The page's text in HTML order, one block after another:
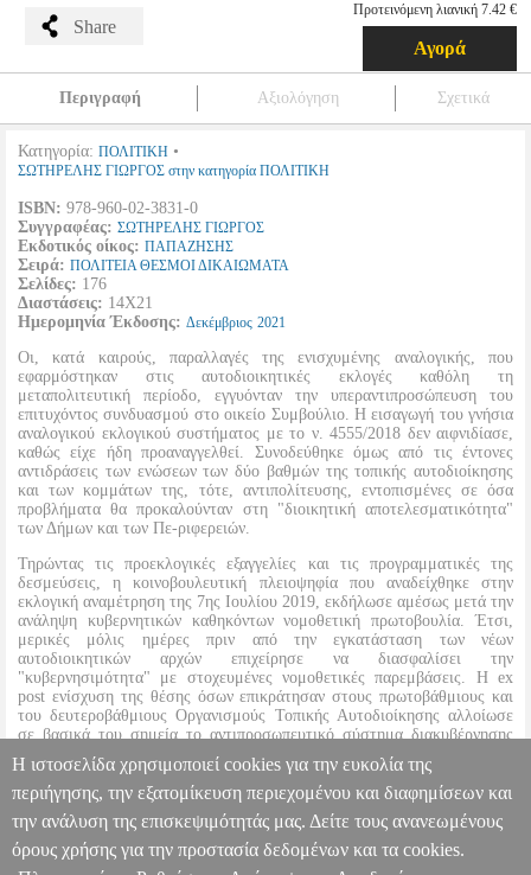
Share
Προτεινόμενη λιανική 7.42 €
Αγορά
Περιγραφή Αξιολόγηση Σχετικά
Κατηγορία: ΠΟΛΙΤΙΚΗ •
ΣΩΤΗΡΕΛΗΣ ΓΙΩΡΓΟΣ στην κατηγορία ΠΟΛΙΤΙΚΗ
ISBN: 978-960-02-3831-0
Συγγραφέας: ΣΩΤΗΡΕΛΗΣ ΓΙΩΡΓΟΣ
Εκδοτικός οίκος: ΠΑΠΑΖΗΣΗΣ
Σειρά: ΠΟΛΙΤΕΙΑ ΘΕΣΜΟΙ ΔΙΚΑΙΩΜΑΤΑ
Σελίδες: 176
Διαστάσεις: 14Χ21
Ημερομηνία Έκδοσης: Δεκέμβριος 2021
Οι, κατά καιρούς, παραλλαγές της ενισχυμένης αναλογικής, που
εφαρμόστηκαν στις αυτοδιοικητικές εκλογές καθόλη τη
μεταπολιτευτική περίοδο, εγγυόνταν την υπεραντιπροσώπευση του
επιτυχόντος συνδυασμού στο οικείο Συμβούλιο. Η εισαγωγή του γνήσια
αναλογικού εκλογικού συστήματος με το ν. 4555/2018 δεν αιφνιδίασε,
καθώς είχε ήδη προαναγγελθεί. Συνοδεύθηκε όμως από τις έντονες
αντιδράσεις των ενώσεων των δύο βαθμών της τοπικής αυτοδιοίκησης
και των κομμάτων της, τότε, αντιπολίτευσης, εντοπισμένες σε όσα
προβλήματα θα προκαλούνταν στη "διοικητική αποτελεσματικότητα"
των Δήμων και των Πε-ριφερειών.
Τηρώντας τις προεκλογικές εξαγγελίες και τις προγραμματικές της
δεσμεύσεις, η κοινοβουλευτική πλειοψηφία που αναδείχθηκε στην
εκλογική αναμέτρηση της 7ης Ιουλίου 2019, εκδήλωσε αμέσως μετά την
ανάληψη κυβερνητικών καθηκόντων νομοθετική πρωτοβουλία. Έτσι,
μερικές μόλις ημέρες πριν από την εγκατάσταση των νέων
αυτοδιοικητικών αρχών επιχείρησε να διασφαλίσει την
"κυβερνησιμότητα" με στοχευμένες νομοθετικές παρεμβάσεις. Η ex
post ενίσχυση της θέσης όσων επικράτησαν στους πρωτοβάθμιους και
του δευτεροβάθμιους Οργανισμούς Τοπικής Αυτοδιοίκησης αλλοίωσε
σε βασικά του σημεία το αντιπροσωπευτικό σύστημα διακυβέρνησης
κατά παράβαση της εθνικής και της διεθνούς έννομης τάξης, δηλαδή
κανόνων συνταγματικής περιωπής ή υπερνομοθετικής ισχύος.
Η ΕΚ ΤΩΝ ΥΣΤΕΡΩΝ ΑΛΛΟΙΩΣΗ ΤΗΣ ΑΝΤΙΠΡΟΣΩΠΕΥΣΗΣ
ΣΤΟΥΣ ΟΡΓΑΝΙΣΜΟΥΣ ΤΟΠΙΚΗΣ ΑΥΤΟΔΙΟΙΚΗΣΗΣ
BKS.0074866
BKS.0074866 ΣΩΤΗΡΕΛΗΣ ΓΙΩΡΓΟΣ
Η ιστοσελίδα χρησιμοποιεί cookies για την ευκολία της
περιήγησης, την εξατομίκευση περιεχομένου και διαφημίσεων και
την ανάλυση της επισκεψιμότητάς μας. Δείτε τους ανανεωμένους
όρους χρήσης για την προστασία δεδομένων και τα cookies.